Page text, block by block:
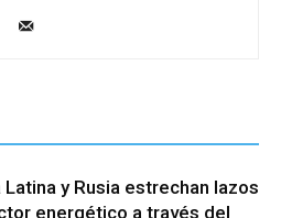
y Rusia estrechan lazos
energético a través del